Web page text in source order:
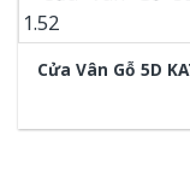
Cửa Vân Gỗ 5D